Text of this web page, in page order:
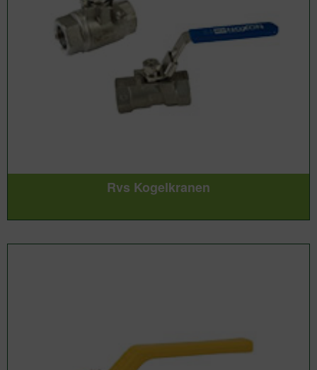
Rvs Kogelkranen